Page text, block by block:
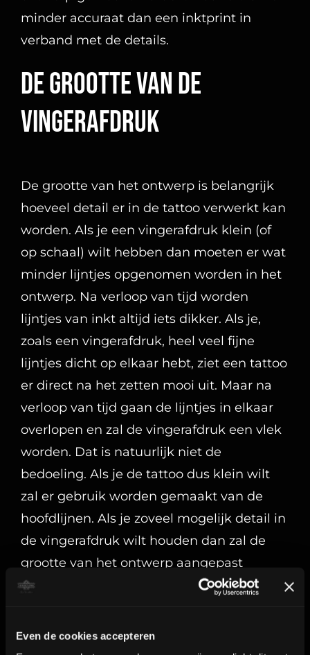
Even de cookies accepteren
De grootte van het ontwerp is belangrijk
worden. Als je een vingerafdruk klein (of
op schaal) wilt hebben dan moeten er wat
minder lijntjes opgenomen worden in het
zoals een vingerafdruk, heel veel fijne
lijntjes dicht op elkaar hebt, ziet een tattoo
er direct na het zetten mooi uit. Maar na
verloop van tijd gaan de lijntjes in elkaar
overlopen en zal de vingerafdruk een vlek
worden. Dat is natuurlijk niet de
bedoeling. Als je de tattoo dus klein wilt
zal er gebruik worden gemaakt van de
hoofdlijnen. Als je zoveel mogelijk detail in
de vingerafdruk wilt houden dan zal de
grootte van het ontwerp aangepast
worden. Vraag altijd even naar de
mogelijkheden. Wij helpen je graag
verder.
Vingerafdruk tattoo laten zetten?
Ben je op zoek naar een goede artiest die
een vingerafdruk kan vereeuwigen? Bij
Wesselde
vingerafdruk die je hebt volstaat voor een